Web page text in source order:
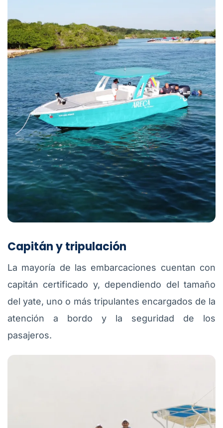
Capitán y tripulación
La mayoría de las embarcaciones cuentan con
capitán certificado y, dependiendo del tamaño
del yate, uno o más tripulantes encargados de la
atención a bordo y la seguridad de los
pasajeros.